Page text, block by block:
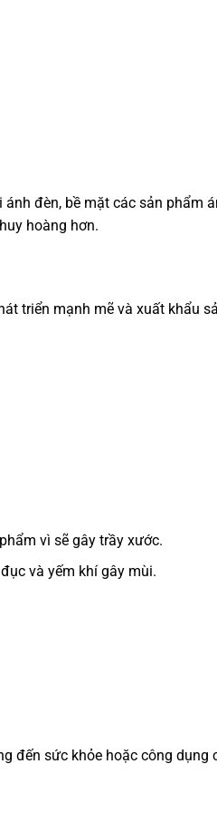
đèn, bề mặt các sản phẩm
hoàng hơn.
triển mạnh mẽ và xuất khẩu
vì sẽ gây trầy xước.
và yếm khí gây mùi.
đến sức khỏe hoặc công dụng